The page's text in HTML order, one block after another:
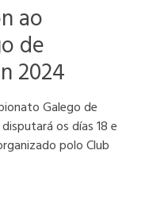
ao
de
2024
Galego de
os días 18 e
polo Club